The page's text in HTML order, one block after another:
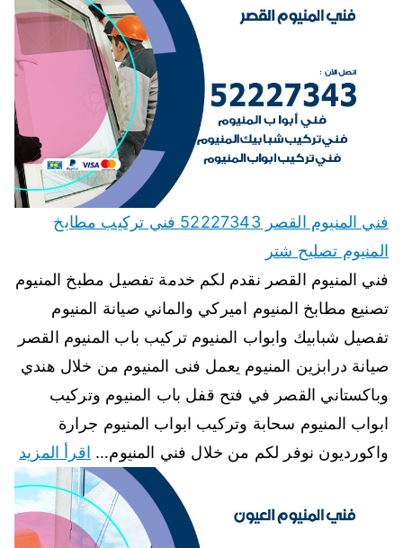
فني المنيوم القصر 52227343 فني تركيب مطابخ
المنيوم تصليح شتر
فني المنيوم القصر نقدم لكم خدمة تفصيل مطبخ المنيوم
تصنيع مطابخ المنيوم اميركي والماني صيانة المنيوم
تفصيل شبابيك وابواب المنيوم تركيب باب المنيوم القصر
صيانة درابزين المنيوم يعمل فنى المنيوم من خلال هندي
وباكستاني القصر في فتح قفل باب المنيوم وتركيب
ابواب المنيوم سحابة وتركيب ابواب المنيوم جرارة
واكورديون نوفر لكم من خلال فني المنيوم… اقرأ المزيد